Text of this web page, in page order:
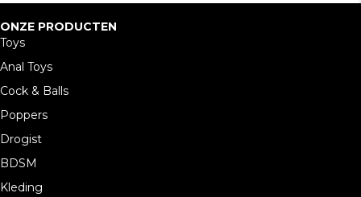
ONZE PRODUCTEN
Toys
Anal Toys
Cock & Balls
Poppers
Drogist
BDSM
Kleding